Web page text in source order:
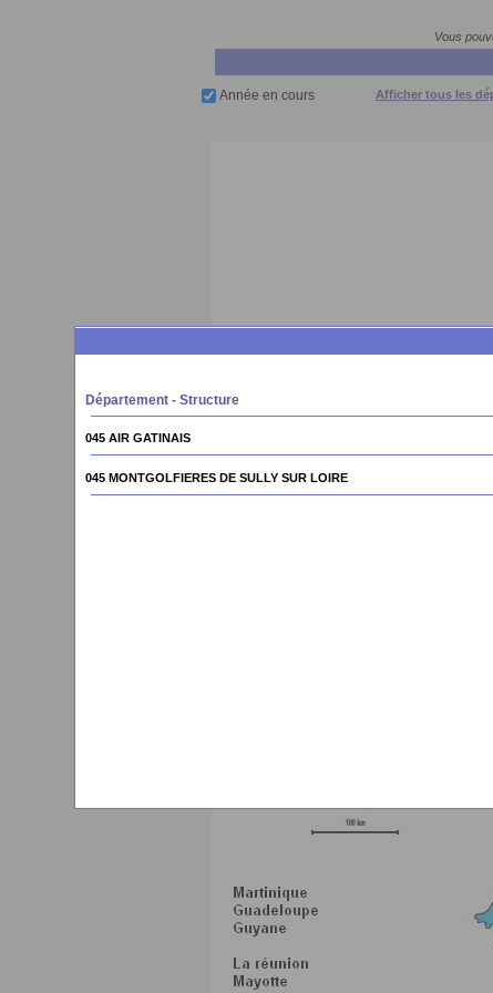
Vous
Année en cours Afficher tous les
Département - Structure
045 AIR GATINAIS
045 MONTGOLFIERES DE SULLY SUR LOIRE